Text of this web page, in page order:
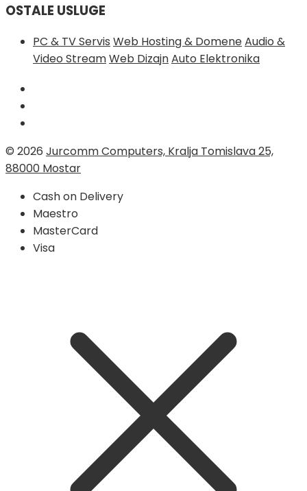
OSTALE USLUGE
PC & TV Servis Web Hosting & DomeneAudio &
Video StreamWeb DizajnAuto Elektronika
© 2026 Jurcomm Computers, Kralja Tomislava 25,
88000 Mostar
Cash on Delivery
Maestro
MasterCard
Visa